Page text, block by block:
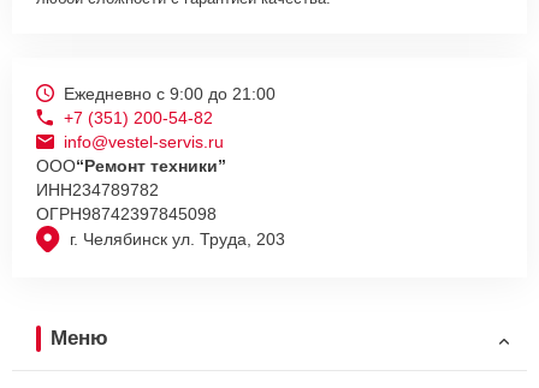
г. Челябинск ул. Труда, 203
Ежедневно с 9:00 до 21:00
+7 (351) 200-54-82
info@vestel-servis.ru
ООО“Ремонт техники”
ИНН234789782
ОГРН98742397845098
Меню